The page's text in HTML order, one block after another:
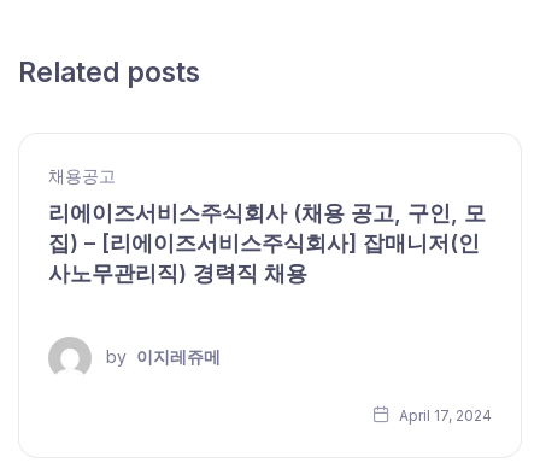
Related posts
채용공고
리에이즈서비스주식회사 (채용 공고, 구인, 모
집) – [리에이즈서비스주식회사] 잡매니저(인
사노무관리직) 경력직 채용
by 이지레쥬메
April 17, 2024